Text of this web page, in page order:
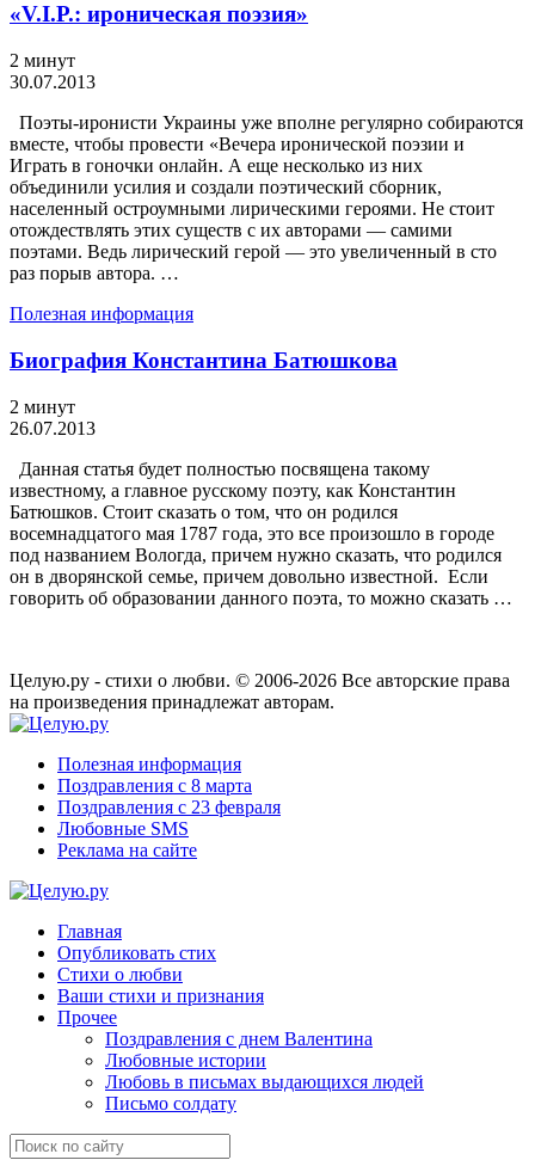
«V.I.P.: ироническая поэзия»
2 минут
30.07.2013
Поэты-иронисти Украины уже вполне регулярно собираются
вместе, чтобы провести «Вечера иронической поэзии и
Играть в гоночки онлайн. А еще несколько из них
объединили усилия и создали поэтический сборник,
населенный остроумными лирическими героями. Не стоит
отождествлять этих существ с их авторами — самими
поэтами. Ведь лирический герой — это увеличенный в сто
раз порыв автора. …
Полезная информация
Биография Константина Батюшкова
2 минут
26.07.2013
Данная статья будет полностью посвящена такому
известному, а главное русскому поэту, как Константин
Батюшков. Стоит сказать о том, что он родился
восемнадцатого мая 1787 года, это все произошло в городе
под названием Вологда, причем нужно сказать, что родился
он в дворянской семье, причем довольно известной. Если
говорить об образовании данного поэта, то можно сказать …
Целую.ру - стихи о любви. © 2006-2026 Все авторские права
на произведения принадлежат авторам.
Полезная информация
Поздравления с 8 марта
Поздравления с 23 февраля
Любовные SMS
Реклама на сайте
Главная
Опубликовать стих
Стихи о любви
Ваши стихи и признания
Прочее
Поздравления с днем Валентина
Любовные истории
Любовь в письмах выдающихся людей
Письмо солдату